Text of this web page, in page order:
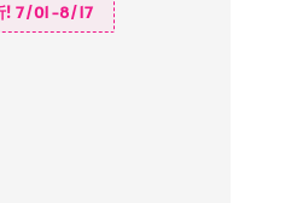
! 7/01-8/17